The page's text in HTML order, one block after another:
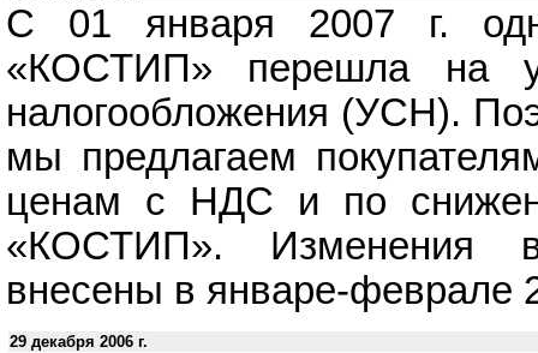
С 01 января 2007 г.
«КОСТИП» перешла на
налогообложения (УСН).
мы предлагаем
ценам с НДС и по
«КОСТИП». Изменения
внесены в январе-феврале
29 декабря 2006 г.